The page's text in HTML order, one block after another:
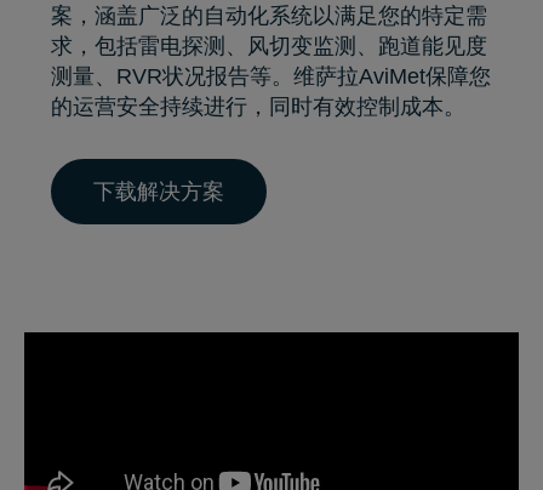
案，涵盖广泛的自动化系统以满足您的特定需
求，包括雷电探测、风切变监测、跑道能见度
测量、RVR状况报告等。维萨拉AviMet保障您
的运营安全持续进行，同时有效控制成本。
下载解决方案